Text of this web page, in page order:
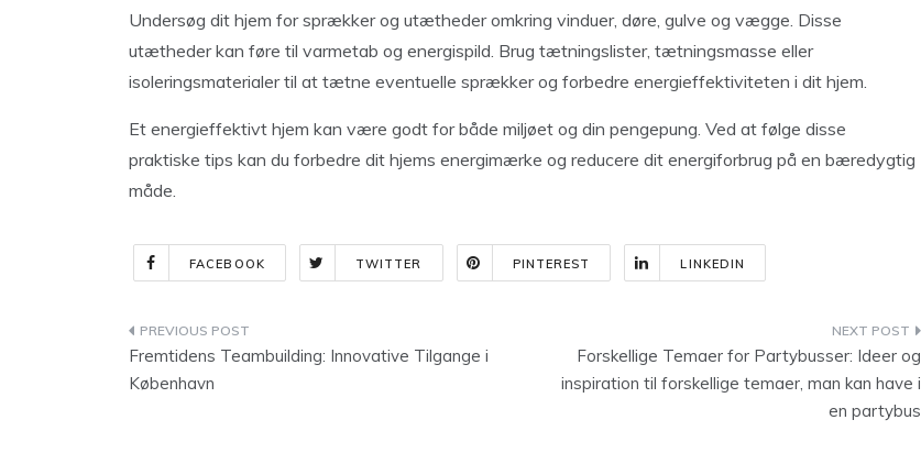
Undersøg dit hjem for sprækker og utætheder omkring vinduer, døre, gulve og vægge. Disse
utætheder kan føre til varmetab og energispild. Brug tætningslister, tætningsmasse eller
isoleringsmaterialer til at tætne eventuelle sprækker og forbedre energieffektiviteten i dit hjem.
Et energieffektivt hjem kan være godt for både miljøet og din pengepung. Ved at følge disse
praktiske tips kan du forbedre dit hjems energimærke og reducere dit energiforbrug på en bæredygtig
måde.
FACEBOOK TWITTER PINTEREST LINKEDIN
Indlægsnavigation
Fremtidens Teambuilding: Innovative Tilgange i
København
Forskellige Temaer for Partybusser: Ideer og
inspiration til forskellige temaer, man kan have i
en partybus